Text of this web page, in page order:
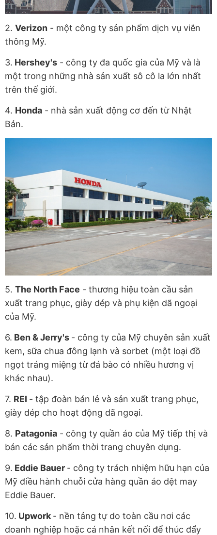
2. Verizon - một công ty sản phẩm dịch vụ viễn
thông Mỹ.
3. Hershey's - công ty đa quốc gia của Mỹ và là
một trong những nhà sản xuất sô cô la lớn nhất
trên thế giới.
4. Honda - nhà sản xuất động cơ đến từ Nhật
Bản.
5. The North Face - thương hiệu toàn cầu sản
xuất trang phục, giày dép và phụ kiện dã ngoại
của Mỹ.
6. Ben & Jerry's - công ty của Mỹ chuyên sản xuất
kem, sữa chua đông lạnh và sorbet (một loại đồ
ngọt tráng miệng từ đá bào có nhiều hương vị
khác nhau).
7. REI - tập đoàn bán lẻ và sản xuất trang phục,
giày dép cho hoạt động dã ngoại.
8. Patagonia - công ty quần áo của Mỹ tiếp thị và
bán các sản phẩm thời trang chuyên dụng.
9. Eddie Bauer - công ty trách nhiệm hữu hạn của
Mỹ điều hành chuỗi cửa hàng quần áo dệt may
Eddie Bauer.
10. Upwork - nền tảng tự do toàn cầu nơi các
doanh nghiệp hoặc cá nhân kết nối để thúc đẩy